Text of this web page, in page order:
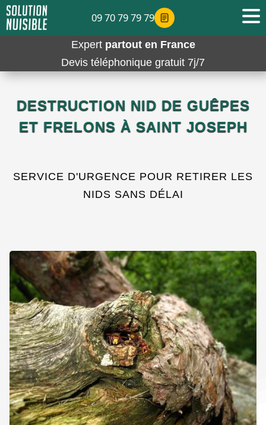
Expert partout en France
Devis téléphonique gratuit 7j/7
DESTRUCTION NID DE GUÊPES
ET FRELONS À SAINT JOSEPH
SERVICE D'URGENCE POUR RETIRER LES
NIDS SANS DÉLAI
09 70 79 79 79